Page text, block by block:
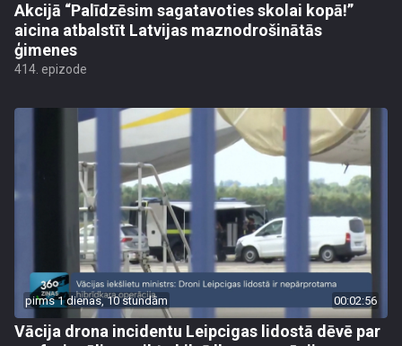
Akcijā “Palīdzēsim sagatavoties skolai kopā!”
aicina atbalstīt Latvijas maznodrošinātās
ģimenes
414. epizode
pirms 1 dienas, 10 stundām 00:02:56
Vācija drona incidentu Leipcigas lidostā dēvē par